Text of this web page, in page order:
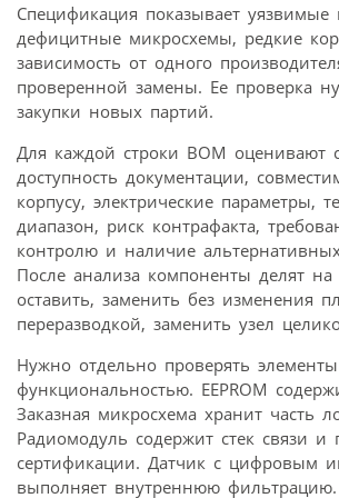
Спецификация показывает уязвимые
дефицитные микросхемы, редкие
зависимость от одного
проверенной замены. Ее проверка
закупки новых партий.
Для каждой строки BOM оценивают
доступность документации,
корпусу, электрические параметры,
диапазон, риск контрафакта,
контролю и наличие
После анализа компоненты делят на
оставить, заменить без изменения
переразводкой, заменить узел
Нужно отдельно проверять
функциональностью. EEPROM
Заказная микросхема хранит часть
Радиомодуль содержит стек связи и
сертификации. Датчик с цифровым
выполняет внутреннюю